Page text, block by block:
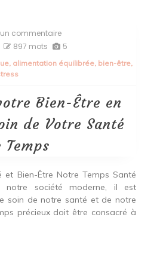
commentaireon
Optimisez
Bien-
Prendant
Soin
de
Votre
Notre
Temps
897 mots 5
, alimentation équilibrée, bien-être,
Bien-Être en
de Votre Santé
et Bien-Être Notre Temps Santé
notre société moderne, il est
soin de notre santé et de notre
précieux doit être consacré à